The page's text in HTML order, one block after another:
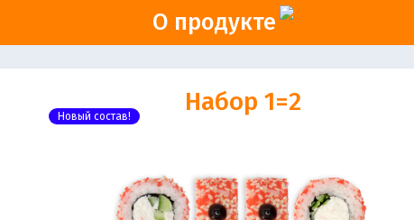
О продукте
Набор 1=2
Новый состав!